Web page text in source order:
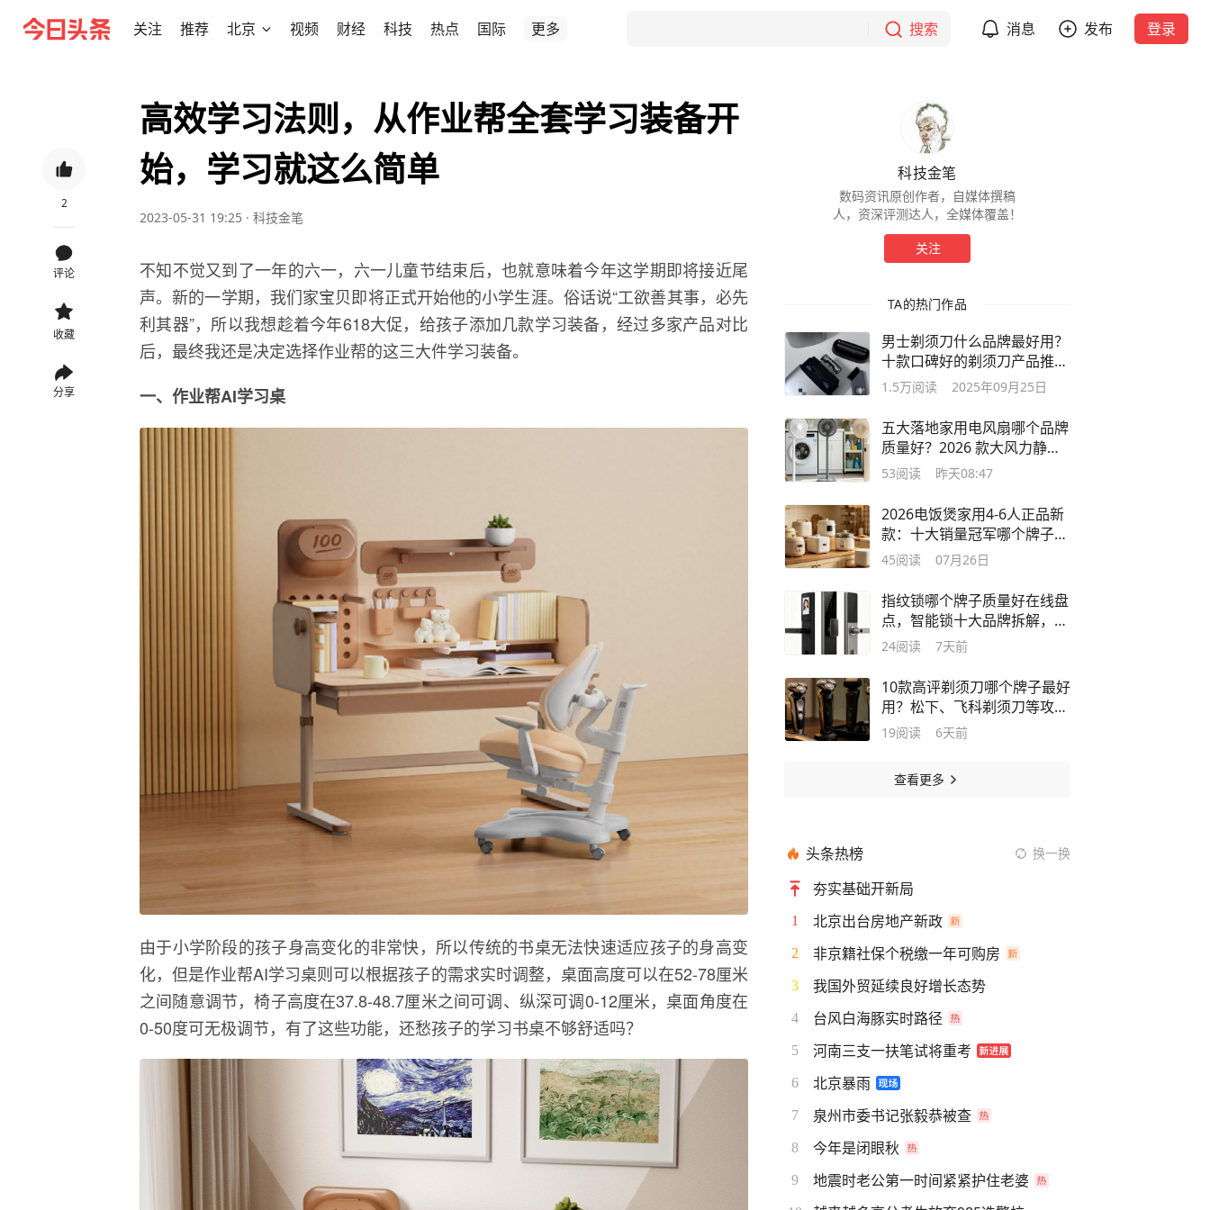
关注 推荐 北京 视频 财经 科技 热点 国际 更多 搜索 消息 发布 登录
2
评论
收藏
分享
高效学习法则，从作业帮全套学习装备开
始，学习就这么简单
2023-05-31 19:25 · 科技金笔
不知不觉又到了一年的六一，六一儿童节结束后，也就意味着今年这学期即将接近尾
声。新的一学期，我们家宝贝即将正式开始他的小学生涯。俗话说“工欲善其事，必先
利其器”，所以我想趁着今年618大促，给孩子添加几款学习装备，经过多家产品对比
后，最终我还是决定选择作业帮的这三大件学习装备。
一、作业帮AI学习桌
由于小学阶段的孩子身高变化的非常快，所以传统的书桌无法快速适应孩子的身高变
化，但是作业帮AI学习桌则可以根据孩子的需求实时调整，桌面高度可以在52-78厘米
之间随意调节，椅子高度在37.8-48.7厘米之间可调、纵深可调0-12厘米，桌面角度在
0-50度可无极调节，有了这些功能，还愁孩子的学习书桌不够舒适吗？
科技金笔
数码资讯原创作者，自媒体撰稿
人，资深评测达人，全媒体覆盖！
关注
TA的热门作品
男士剃须刀什么品牌最好用？
十款口碑好的剃须刀产品推荐
哪个好
1.5万阅读 2025年09月25日
五大落地家用电风扇哪个品牌
质量好？2026 款大风力静音
机型推荐
53阅读 昨天08:47
2026电饭煲家用4-6人正品新
款：十大销量冠军哪个牌子质
量好？
45阅读 07月26日
指纹锁哪个牌子质量好在线盘
点，智能锁十大品牌拆解，年
度推荐
24阅读 7天前
10款高评剃须刀哪个牌子最好
用？松下、飞科剃须刀等攻略
一览
19阅读 6天前
查看更多
头条热榜 换一换
夯实基础开新局
1 北京出台房地产新政
2 非京籍社保个税缴一年可购房
3 我国外贸延续良好增长态势
4 台风白海豚实时路径
5 河南三支一扶笔试将重考
6 北京暴雨
7 泉州市委书记张毅恭被查
8 今年是闭眼秋
9 地震时老公第一时间紧紧护住老婆